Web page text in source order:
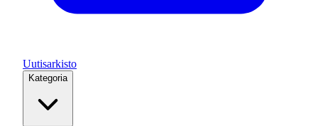
Uutisarkisto
Kategoria